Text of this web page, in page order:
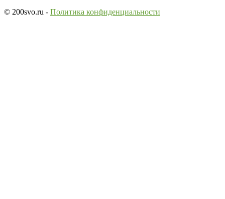
© 200svo.ru - Политика конфиденциальности